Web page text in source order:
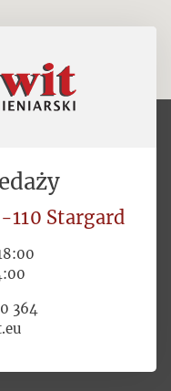
110 Stargard
364